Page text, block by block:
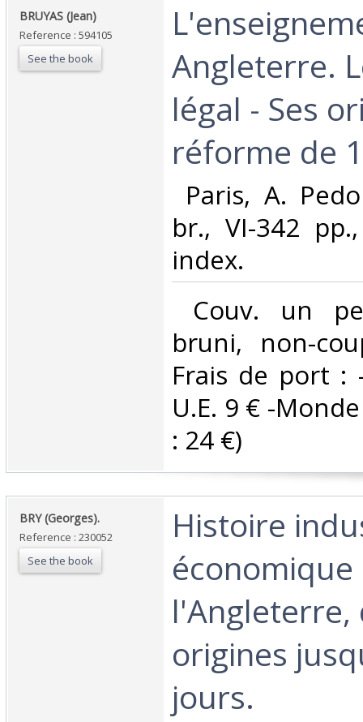
‎BRUYAS (Jean)‎
Reference : 594105
See the book
Angleterre.
légal - Ses
réforme de
Paris, A.
br., VI-342
index. ‎
Couv. un
bruni, non-
Frais de port :
U.E. 9 € -
: 24 €) ‎
‎BRY (Georges).‎
Reference : 230052
See the book
‎Histoire
économique
l'Angleterre,
origines
jours.‎